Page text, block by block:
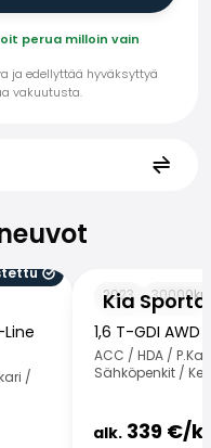
perua milloin vain
ja edellyttää hyväksyttyä
vakuutusta.
/
Kia
2023 30000
1,6 T-GDI AWD
ACC / HDA /
Sähköpenkit /
alk. 339 €/